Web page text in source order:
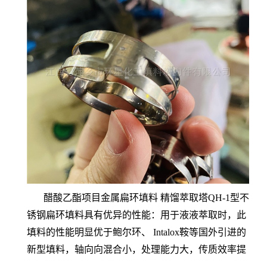
醋酸乙酯项目金属扁环填料 精馏萃取塔QH-1型不
锈钢扁环填料具有优异的性能：用于液液萃取时，此
填料的性能明显优于鲍尔环、 Intalox鞍等国外引进的
新型填料，轴向向混合小，处理能力大，传质效率提